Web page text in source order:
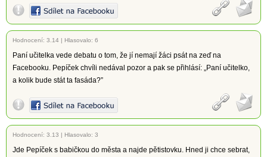
Hodnocení: 3.14 | Hlasovalo: 6
Paní učitelka vede debatu o tom, že jí nemají žáci psát na zeď na
Facebooku. Pepíček chvíli nedával pozor a pak se přihlásí: „Paní učitelko,
a kolik bude stát ta fasáda?”
Hodnocení: 3.13 | Hlasovalo: 3
Jde Pepíček s babičkou do města a najde pětistovku. Hned ji chce sebrat,